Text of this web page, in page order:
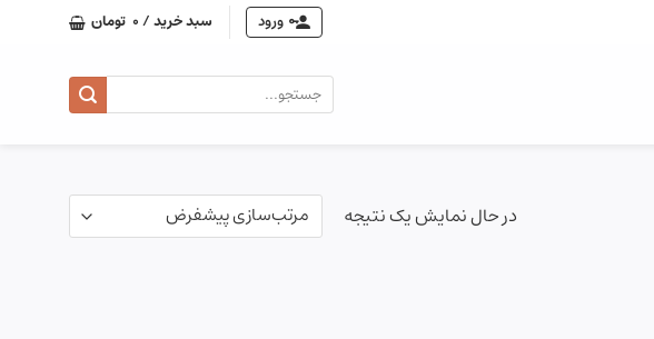
ورود سبد خرید /0 تومان
جستجو
برای:
در حال نمایش یک نتیجه